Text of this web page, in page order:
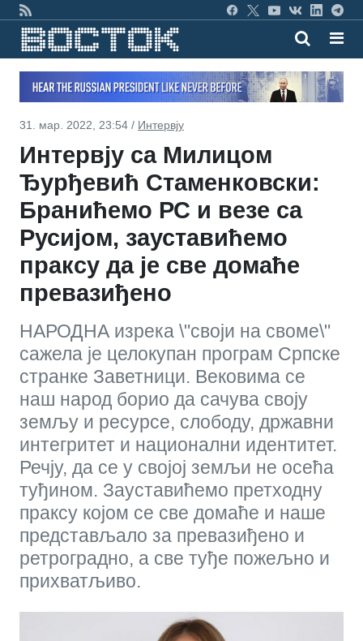
31. мар. 2022, 23:54 / Интервју
Интервју са Милицом
Ђурђевић Стаменковски:
Бранићемо РС и везе са
Русијом, зауставићемо
праксу да је све домаће
превазиђено
НАРОДНА изрека \"своји на своме\"
сажела је целокупан програм Српске
странке Заветници. Вековима се
наш народ борио да сачува своју
земљу и ресурсе, слободу, државни
интегритет и национални идентитет.
Речју, да се у својој земљи не осећа
туђином. Зауставићемо претходну
праксу којом се све домаће и наше
представљало за превазиђено и
ретроградно, а све туђе пожељно и
прихватљиво.